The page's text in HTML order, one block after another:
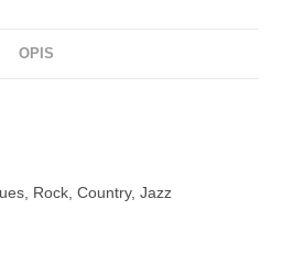
OPIS
Rock, Country, Jazz